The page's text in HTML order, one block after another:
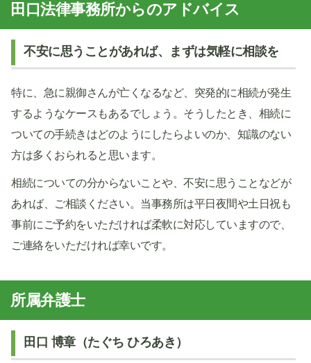
田口法律事務所からのアドバイス
不安に思うことがあれば、まずは気軽に相談を
特に、急に親御さんが亡くなるなど、突発的に相続が発生
するようなケースもあるでしょう。そうしたとき、相続に
ついての手続きはどのようにしたらよいのか、知識のない
方は多くおられると思います。
相続についての分からないことや、不安に思うことなどが
あれば、ご相談ください。当事務所は平日夜間や土日祝も
事前にご予約をいただければ柔軟に対応していますので、
ご連絡をいただければ幸いです。
所属弁護士
田口 博章（たぐち ひろあき）